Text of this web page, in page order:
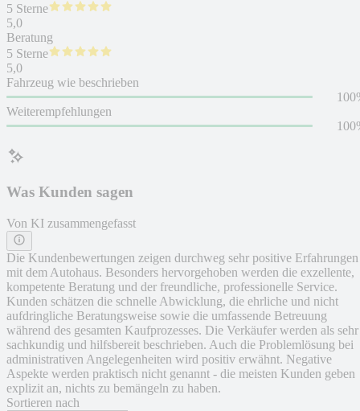
Was Kunden sagen
Von KI zusammengefasst
Die Kundenbewertungen zeigen durchweg sehr positive Erfahrungen
mit dem Autohaus. Besonders hervorgehoben werden die exzellente,
kompetente Beratung und der freundliche, professionelle Service.
Kunden schätzen die schnelle Abwicklung, die ehrliche und nicht
aufdringliche Beratungsweise sowie die umfassende Betreuung
während des gesamten Kaufprozesses. Die Verkäufer werden als sehr
sachkundig und hilfsbereit beschrieben. Auch die Problemlösung bei
administrativen Angelegenheiten wird positiv erwähnt. Negative
Aspekte werden praktisch nicht genannt - die meisten Kunden geben
explizit an, nichts zu bemängeln zu haben.
Sortieren nach
5 Sterne
5,0
Beratung
5 Sterne
5,0
Fahrzeug wie beschrieben
Weiterempfehlungen